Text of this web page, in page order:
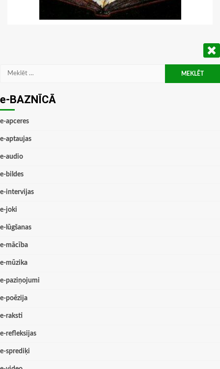
Meklēt:
e-BAZNĪCĀ
e-apceres
e-aptaujas
e-audio
e-bildes
e-intervijas
e-joki
e-lūgšanas
e-mācība
e-mūzika
e-paziņojumi
e-poēzija
e-raksti
e-refleksijas
e-sprediķi